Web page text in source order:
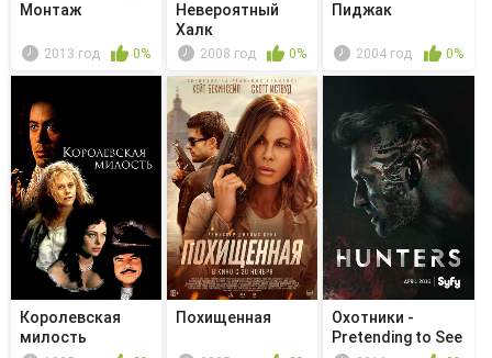
Монтаж
2013 год 0%
Невероятный
Халк
2008 год 0%
Пиджак
2004 год 0%
Королевская
милость
Похищенная
Охотники -
Pretending to See